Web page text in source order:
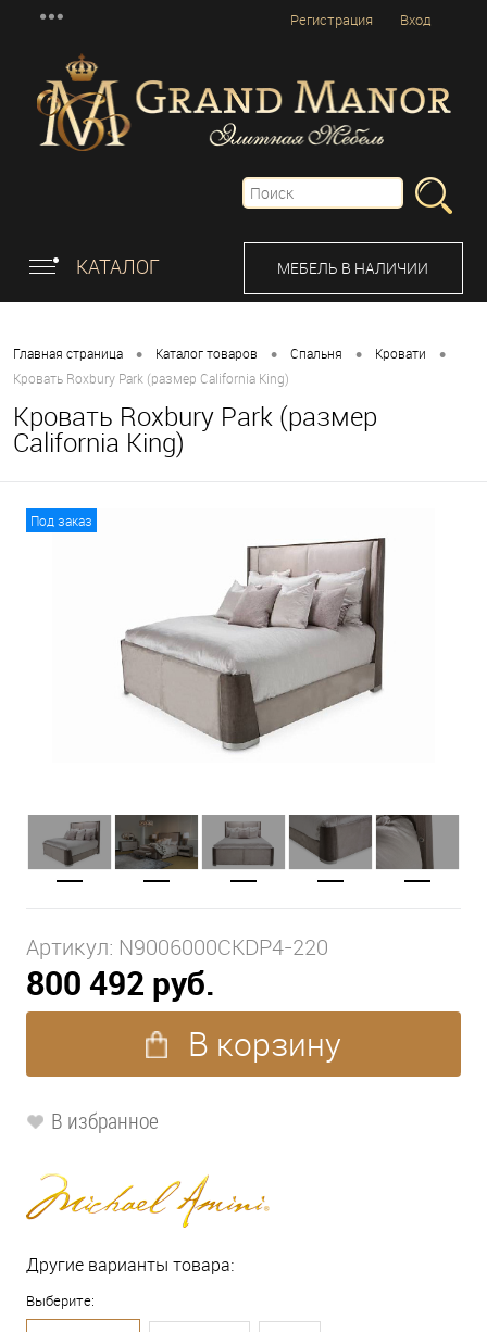
Вход
Регистрация
КАТАЛОГ МЕБЕЛЬ В НАЛИЧИИ
Главная страница • Каталог товаров • Спальня • Кровати •
Кровать Roxbury Park (размер California King)
Кровать Roxbury Park (размер
California King)
Под заказ
Артикул: N9006000CKDP4-220
800 492 руб.
В корзину
В избранное
Другие варианты товара:
Выберите: